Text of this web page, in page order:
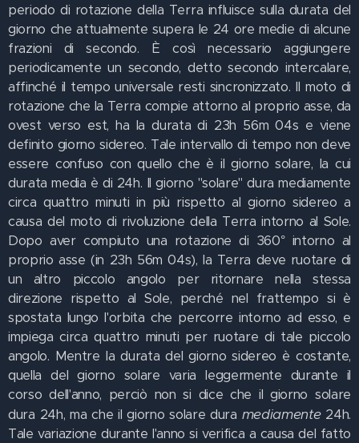
periodo di rotazione della Terra influisce sulla durata del
giorno che attualmente supera le 24 ore medie di alcune
frazioni di secondo. È così necessario aggiungere
periodicamente un secondo, detto secondo intercalare,
affinché il tempo universale resti sincronizzato. Il moto di
rotazione che la Terra compie attorno al proprio asse, da
ovest verso est, ha la durata di 23h 56m 04s e viene
definito giorno sidereo. Tale intervallo di tempo non deve
essere confuso con quello che è il giorno solare, la cui
durata media è di 24h. Il giorno "solare" dura mediamente
circa quattro minuti in più rispetto al giorno sidereo a
causa del moto di rivoluzione della Terra intorno al Sole.
Dopo aver compiuto una rotazione di 360° intorno al
proprio asse (in 23h 56m 04s), la Terra deve ruotare di
un altro piccolo angolo per ritornare nella stessa
direzione rispetto al Sole, perché nel frattempo si è
spostata lungo l'orbita che percorre intorno ad esso, e
impiega circa quattro minuti per ruotare di tale piccolo
angolo. Mentre la durata del giorno sidereo è costante,
quella del giorno solare varia leggermente durante il
corso dell'anno, perciò non si dice che il giorno solare
dura 24h, ma che il giorno solare dura mediamente24h.
Tale variazione durante l'anno si verifica a causa del fatto